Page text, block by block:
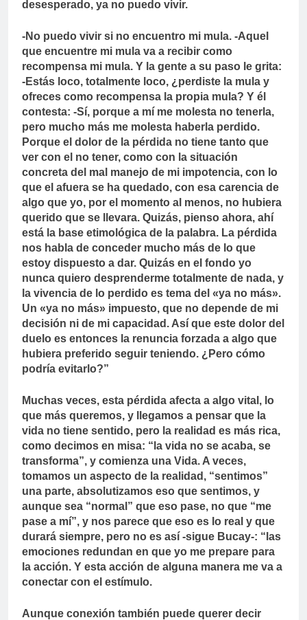
desesperado, ya no puedo vivir.
-No puedo vivir si no encuentro mi mula. -Aquel
que encuentre mi mula va a recibir como
recompensa mi mula. Y la gente a su paso le grita:
-Estás loco, totalmente loco, ¿perdiste la mula y
ofreces como recompensa la propia mula? Y él
contesta: -Sí, porque a mí me molesta no tenerla,
pero mucho más me molesta haberla perdido.
Porque el dolor de la pérdida no tiene tanto que
ver con el no tener, como con la situación
concreta del mal manejo de mi impotencia, con lo
que el afuera se ha quedado, con esa carencia de
algo que yo, por el momento al menos, no hubiera
querido que se llevara. Quizás, pienso ahora, ahí
está la base etimológica de la palabra. La pérdida
nos habla de conceder mucho más de lo que
estoy dispuesto a dar. Quizás en el fondo yo
nunca quiero desprenderme totalmente de nada, y
la vivencia de lo perdido es tema del «ya no más».
Un «ya no más» impuesto, que no depende de mi
decisión ni de mi capacidad. Así que este dolor del
duelo es entonces la renuncia forzada a algo que
hubiera preferido seguir teniendo. ¿Pero cómo
podría evitarlo?”
Muchas veces, esta pérdida afecta a algo vital, lo
que más queremos, y llegamos a pensar que la
vida no tiene sentido, pero la realidad es más rica,
como decimos en misa: “la vida no se acaba, se
transforma”, y comienza una Vida. A veces,
tomamos un aspecto de la realidad, “sentimos”
una parte, absolutizamos eso que sentimos, y
aunque sea “normal” que eso pase, no que “me
pase a mí”, y nos parece que eso es lo real y que
durará siempre, pero no es así -sigue Bucay-: “las
emociones redundan en que yo me prepare para
la acción. Y esta acción de alguna manera me va a
conectar con el estímulo.
Aunque conexión también puede querer decir